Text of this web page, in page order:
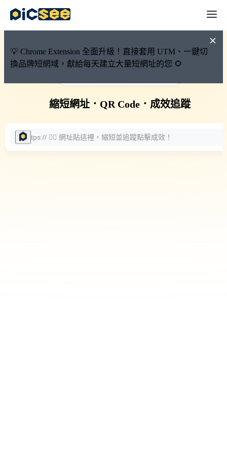
💡 Chrome Extension 全面升級！直接套用 UTM、一鍵切
換品牌短網域，獻給每天建立大量短網址的您 🌻
🚀 PicSee 短網址永久有效
縮短網址． QR Code． 成效追蹤